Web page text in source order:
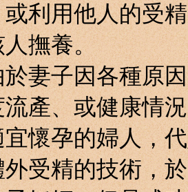
利用他人的受
撫養。
子因各種原因
產、或健康情
懷孕的婦人，
受精的技術，